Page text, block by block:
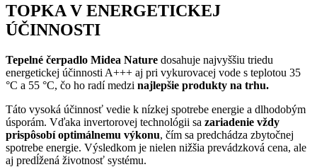
TOPKA V ENERGETICKEJ
ÚČINNOSTI
Tepelné čerpadlo Midea Nature dosahuje najvyššiu triedu
energetickej účinnosti A+++ aj pri vykurovacej vode s teplotou 35
°C a 55 °C, čo ho radí medzi najlepšie produkty na trhu.
Táto vysoká účinnosť vedie k nízkej spotrebe energie a dlhodobým
úsporám. Vďaka invertorovej technológii sa zariadenie vždy
prispôsobí optimálnemu výkonu, čím sa predchádza zbytočnej
spotrebe energie. Výsledkom je nielen nižšia prevádzková cena, ale
aj predĺžená životnosť systému.